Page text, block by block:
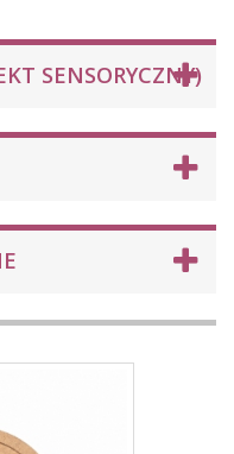
SENSORYCZNY)